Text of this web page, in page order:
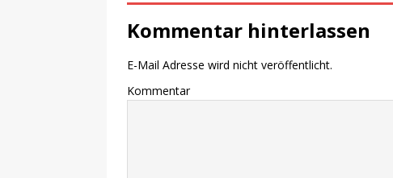
Kommentar hinterlassen
E-Mail Adresse wird nicht veröffentlicht.
Kommentar